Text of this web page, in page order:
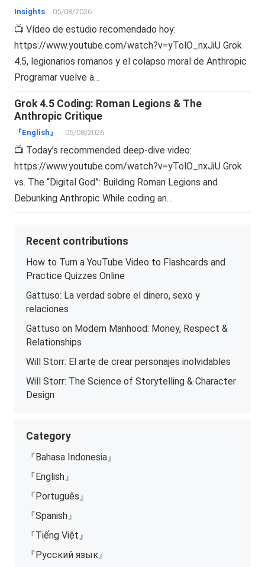
Insights 05/08/2026
📺 Vídeo de estudio recomendado hoy:
https://www.youtube.com/watch?v=yTolO_nxJiU Grok
4.5, legionarios romanos y el colapso moral de Anthropic
Programar vuelve a…
Grok 4.5 Coding: Roman Legions & The
Anthropic Critique
『English』 05/08/2026
📺 Today’s recommended deep-dive video:
https://www.youtube.com/watch?v=yTolO_nxJiU Grok
vs. The “Digital God”: Building Roman Legions and
Debunking Anthropic While coding an…
Recent contributions
How to Turn a YouTube Video to Flashcards and
Practice Quizzes Online
Gattuso: La verdad sobre el dinero, sexo y
relaciones
Gattuso on Modern Manhood: Money, Respect &
Relationships
Will Storr: El arte de crear personajes inolvidables
Will Storr: The Science of Storytelling & Character
Design
Category
『Bahasa Indonesia』
『English』
『Português』
『Spanish』
『Tiếng Việt』
『Русский язык』